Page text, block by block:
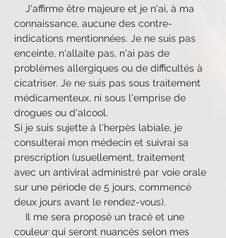
J'affirme être majeure et je n'ai, à ma
connaissance, aucune des contre-
indications mentionnées. Je ne suis pas
enceinte, n'allaite pas, n'ai pas de
problèmes allergiques ou de difficultés à
cicatriser. Je ne suis pas sous traitement
médicamenteux, ni sous l'emprise de
drogues ou d'alcool.
Si je suis sujette à l'herpès labiale, je
consulterai mon médecin et suivrai sa
prescription (usuellement, traitement
avec un antiviral administré par voie orale
sur une période de 5 jours, commencé
deux jours avant le rendez-vous).
Il me sera proposé un tracé et une
couleur qui seront nuancés selon mes